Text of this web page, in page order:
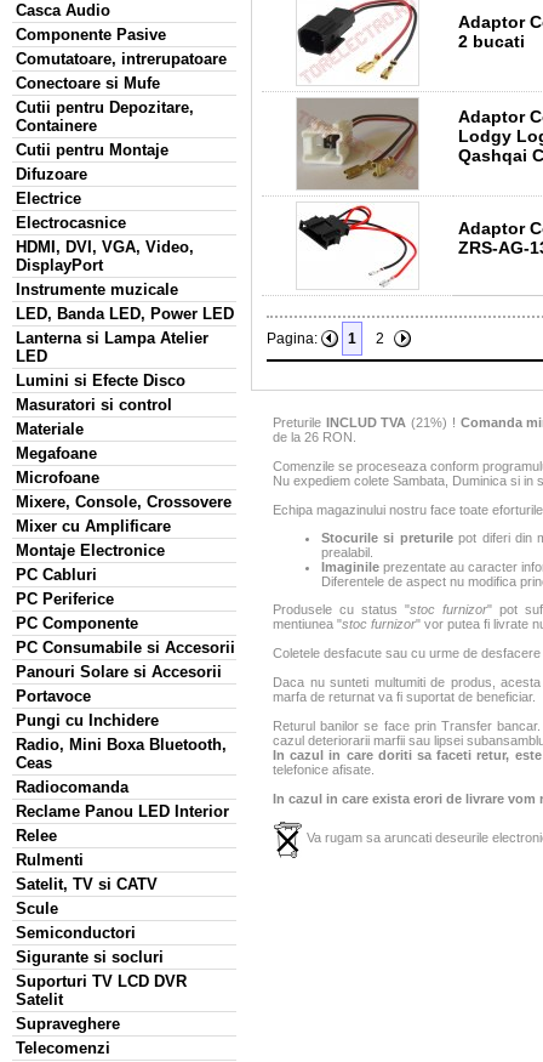
Casca Audio
Componente Pasive
Comutatoare, intrerupatoare
Conectoare si Mufe
Cutii pentru Depozitare,
Containere
Cutii pentru Montaje
Difuzoare
Electrice
Electrocasnice
HDMI, DVI, VGA, Video,
DisplayPort
Instrumente muzicale
LED, Banda LED, Power LED
Lanterna si Lampa Atelier
LED
Lumini si Efecte Disco
Masuratori si control
Materiale
Megafoane
Microfoane
Mixere, Console, Crossovere
Mixer cu Amplificare
Montaje Electronice
PC Cabluri
PC Periferice
PC Componente
PC Consumabile si Accesorii
Panouri Solare si Accesorii
Portavoce
Pungi cu Inchidere
Radio, Mini Boxa Bluetooth,
Ceas
Radiocomanda
Reclame Panou LED Interior
Relee
Rulmenti
Satelit, TV si CATV
Scule
Semiconductori
Sigurante si socluri
Suporturi TV LCD DVR
Satelit
Supraveghere
Telecomenzi
Adaptor
2 bucati
Adaptor
Lodgy
Qashqai
Adaptor
ZRS-AG-
Pagina: 1 2
Preturile INCLUD TVA (21%) ! Comanda
de la 26 RON.
Comenzile se proceseaza conform
Nu expediem colete Sambata, Duminica si in
Echipa magazinului nostru face toate
Stocurile si preturilepot diferi din
prealabil.
Imaginile prezentate au caracter
Diferentele de aspect nu modifica
Produsele cu status "stoc furnizor" pot
mentiunea "stoc furnizor" vor putea fi livrate
Coletele desfacute sau cu urme de
Daca nu sunteti multumiti de produs,
marfa de returnat va fi suportat de beneficiar.
Returul banilor se face prin Transfer
cazul deteriorarii marfii sau lipsei
In cazul in care doriti sa faceti retur,
telefonice afisate.
In cazul in care exista erori de livrare
Va rugam sa aruncati deseurile